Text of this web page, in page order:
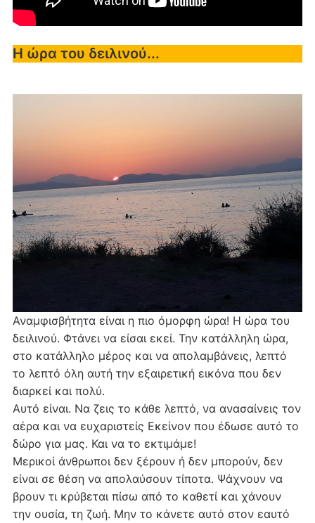
Η ώρα του δειλινού...
Αναμφισβήτητα είναι η πιο όμορφη ώρα! Η ώρα του
δειλινού. Φτάνει να είσαι εκεί. Την κατάλληλη ώρα,
στο κατάλληλο μέρος και να απολαμβάνεις, λεπτό
το λεπτό όλη αυτή την εξαιρετική εικόνα που δεν
διαρκεί και πολύ.
Αυτό είναι. Να ζεις το κάθε λεπτό, να ανασαίνεις τον
αέρα και να ευχαριστείς Εκείνον που έδωσε αυτό το
δώρο για μας. Και να το εκτιμάμε!
Μερικοί άνθρωποι δεν ξέρουν ή δεν μπορούν, δεν
είναι σε θέση να απολαύσουν τίποτα. Ψάχνουν να
βρουν τι κρύβεται πίσω από το καθετί και χάνουν
την ουσία, τη ζωή. Μην το κάνετε αυτό στον εαυτό